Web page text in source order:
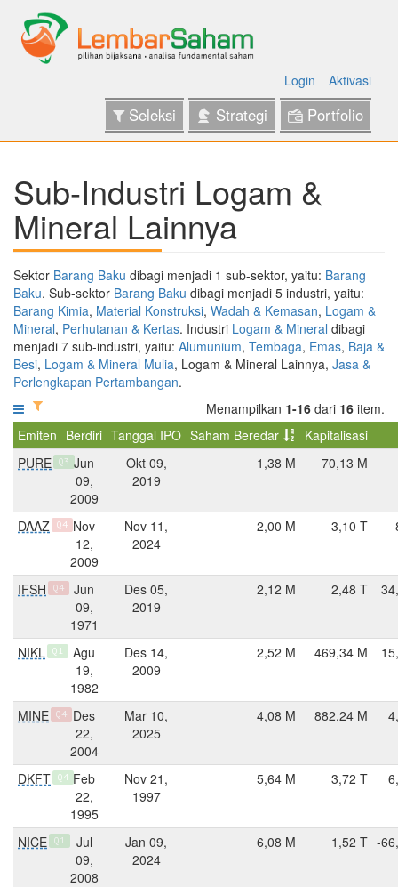
Login Aktivasi
Seleksi Strategi Portfolio
Sub-Industri Logam &
Mineral Lainnya
Sektor Barang Baku dibagi menjadi 1 sub-sektor, yaitu: Barang
Baku. Sub-sektor Barang Baku dibagi menjadi 5 industri, yaitu:
Barang Kimia, Material Konstruksi, Wadah & Kemasan, Logam &
Mineral, Perhutanan & Kertas. Industri Logam & Mineral dibagi
menjadi 7 sub-industri, yaitu: Alumunium, Tembaga, Emas, Baja &
Besi, Logam & Mineral Mulia, Logam & Mineral Lainnya, Jasa &
Perlengkapan Pertambangan.
Menampilkan 1-16 dari 16 item.
Emiten Berdiri Tanggal IPO Saham Beredar
Kapitalisasi
PURE
Q3 Jun
09,
2009
Okt 09,
2019
1,38 M 70,13 M
DAAZ Q4
Nov
12,
2009
Nov 11,
2024
2,00 M 3,10 T
IFSH Q4
Jun
09,
1971
Des 05,
2019
2,12 M 2,48 T
NIKL Q1
Agu
19,
1982
Des 14,
2009
2,52 M 469,34 M
MINE Q4
Des
22,
2004
Mar 10,
2025
4,08 M 882,24 M
DKFT Q4 Feb
22,
1995
Nov 21,
1997
5,64 M 3,72 T
NICE Q1
Jul
09,
2008
Jan 09,
2024
6,08 M 1,52 T -